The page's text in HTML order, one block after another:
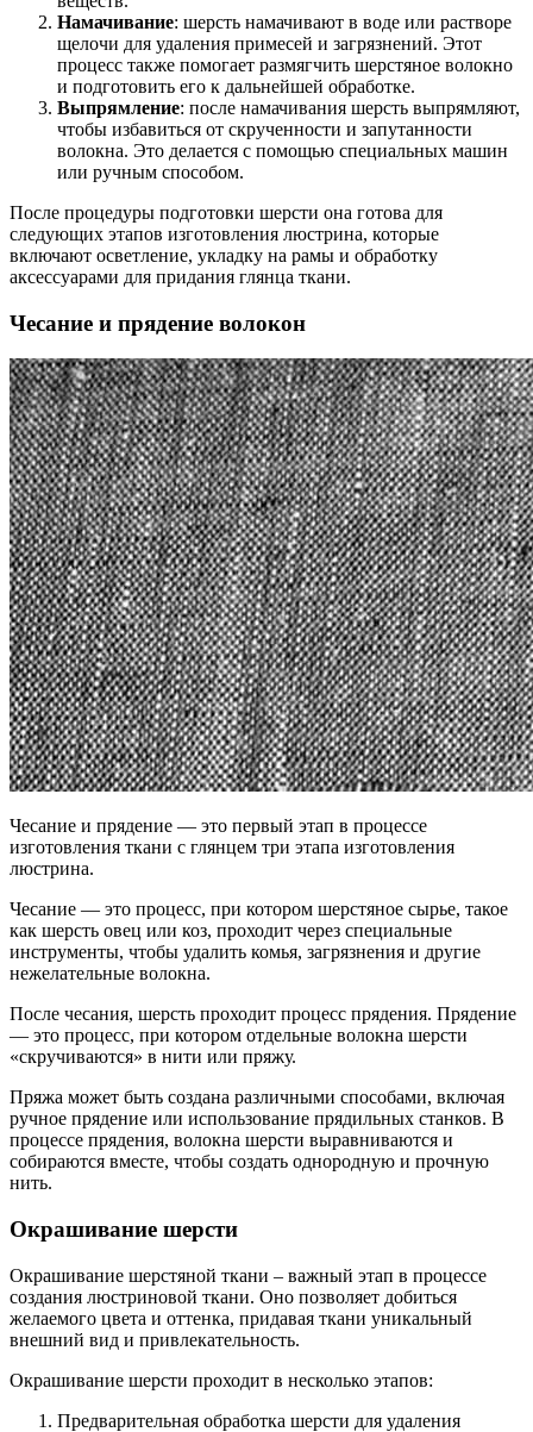
Намачивание: шерсть намачивают в воде или растворе
щелочи для удаления примесей и загрязнений. Этот
процесс также помогает размягчить шерстяное волокно
и подготовить его к дальнейшей обработке.
Выпрямление: после намачивания шерсть выпрямляют,
чтобы избавиться от скрученности и запутанности
волокна. Это делается с помощью специальных машин
или ручным способом.
После процедуры подготовки шерсти она готова для
следующих этапов изготовления люстрина, которые
включают осветление, укладку на рамы и обработку
аксессуарами для придания глянца ткани.
Чесание и прядение волокон
Чесание и прядение — это первый этап в процессе
изготовления ткани с глянцем три этапа изготовления
люстрина.
Чесание — это процесс, при котором шерстяное сырье, такое
как шерсть овец или коз, проходит через специальные
инструменты, чтобы удалить комья, загрязнения и другие
нежелательные волокна.
После чесания, шерсть проходит процесс прядения. Прядение
— это процесс, при котором отдельные волокна шерсти
«скручиваются» в нити или пряжу.
Пряжа может быть создана различными способами, включая
ручное прядение или использование прядильных станков. В
процессе прядения, волокна шерсти выравниваются и
собираются вместе, чтобы создать однородную и прочную
нить.
Окрашивание шерсти
Окрашивание шерстяной ткани – важный этап в процессе
создания люстриновой ткани. Оно позволяет добиться
желаемого цвета и оттенка, придавая ткани уникальный
внешний вид и привлекательность.
Окрашивание шерсти проходит в несколько этапов:
Предварительная обработка шерсти для удаления